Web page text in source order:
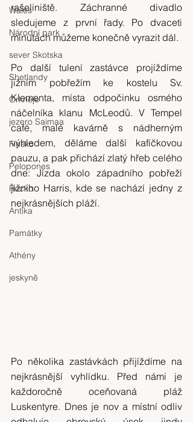
Wales
Národní park
sever Skotska
Shetlandy
Orkneje
jezero Saimaa
Finsko
Pelopones
Řecko
Antika
Památky
Athény
jeskyně
rašeliniště. Záchranné divadlo
sledujeme z první řady. Po dvaceti
minutách můžeme konečně vyrazit dál.
Po další tulení zastávce projíždíme
jižním pobřežím ke kostelu Sv.
Klementa, místa odpočinku osmého
náčelníka klanu McLeodů. V Tempel
café, malé kavárně s nádherným
výhledem, děláme další kafíčkovou
pauzu, a pak přichází zlatý hřeb celého
dne: Jízda okolo západního pobřeží
jižního Harris, kde se nachází jedny z
nejkrásnějších pláží.
Po několika zastávkách přijíždíme na
nejkrásnější vyhlídku. Před námi je
každoročně oceňovaná pláž
Luskentyre. Dnes je nov a místní odliv